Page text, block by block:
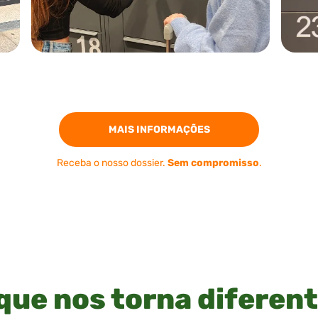
MAIS INFORMAÇÕES
Receba o nosso dossier. Sem compromisso.
nos torna